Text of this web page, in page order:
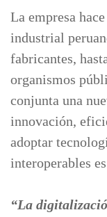
La empresa
industrial
fabricantes,
organismos
conjunta una
innovación,
adoptar
interoperables
“La